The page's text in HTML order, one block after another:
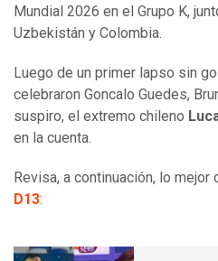
Mundial 2026 en el Grupo K,
Uzbekistán y Colombia.
Luego de un primer lapso sin
celebraron Goncalo Guedes,
suspiro, el extremo chileno
en la cuenta.
Revisa, a continuación, lo mejor
D13: